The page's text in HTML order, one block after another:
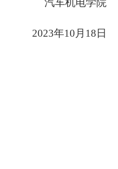
汽车机电学院
2023年10月18日